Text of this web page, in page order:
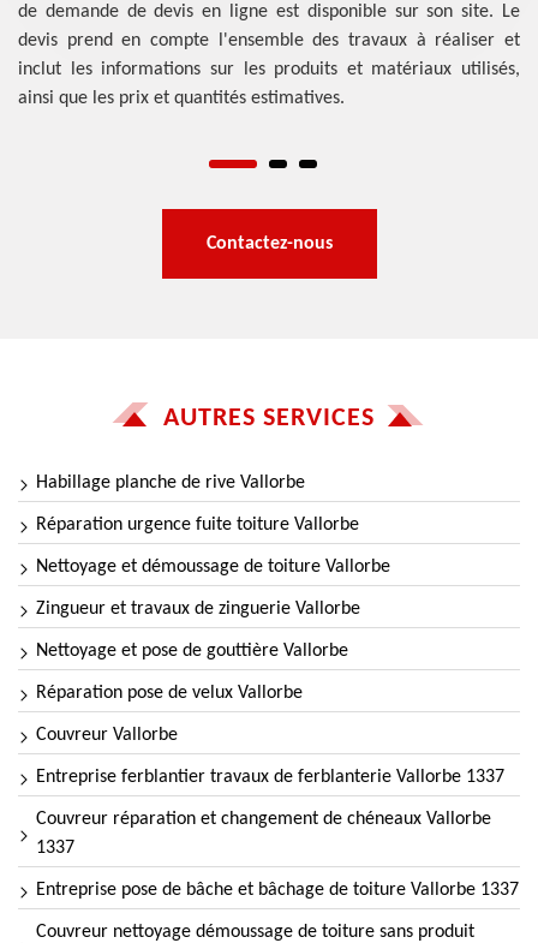
de demande de devis en ligne est disponible sur son site. Le
devis prend en compte l'ensemble des travaux à réaliser et
inclut les informations sur les produits et matériaux utilisés,
ainsi que les prix et quantités estimatives.
Contactez-nous
AUTRES SERVICES
Habillage planche de rive Vallorbe
Réparation urgence fuite toiture Vallorbe
Nettoyage et démoussage de toiture Vallorbe
Zingueur et travaux de zinguerie Vallorbe
Nettoyage et pose de gouttière Vallorbe
Réparation pose de velux Vallorbe
Couvreur Vallorbe
Entreprise ferblantier travaux de ferblanterie Vallorbe 1337
Couvreur réparation et changement de chéneaux Vallorbe
1337
Entreprise pose de bâche et bâchage de toiture Vallorbe 1337
Couvreur nettoyage démoussage de toiture sans produit